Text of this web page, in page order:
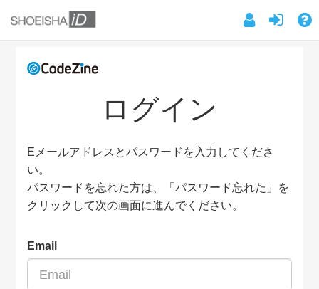
ログイン
Eメールアドレスとパスワードを入力してくださ
い。
パスワードを忘れた方は、「パスワード忘れた」を
クリックして次の画面に進んでください。
Email